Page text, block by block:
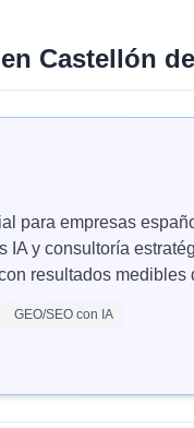
Castellón
para empresas
y consultoría
resultados medibles
GEO/SEO con IA